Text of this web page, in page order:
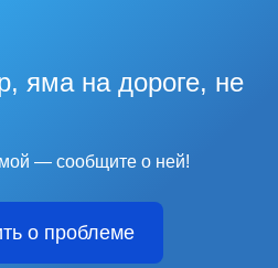
яма на дороге, не
— сообщите о ней!
о проблеме